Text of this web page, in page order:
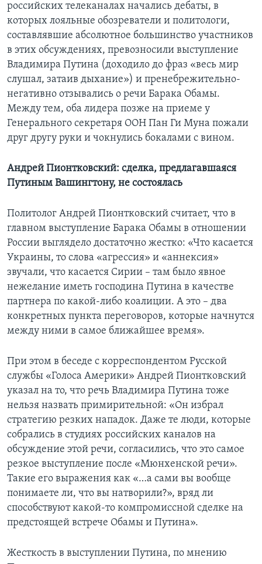
российских телеканалах начались дебаты, в
которых лояльные обозреватели и политологи,
составлявшие абсолютное большинство участников
в этих обсуждениях, превозносили выступление
Владимира Путина (доходило до фраз «весь мир
слушал, затаив дыхание») и пренебрежительно-
негативно отзывались о речи Барака Обамы.
Между тем, оба лидера позже на приеме у
Генерального секретаря ООН Пан Ги Муна пожали
друг другу руки и чокнулись бокалами с вином.
Андрей Пионтковский: сделка, предлагавшаяся
Путиным Вашингтону, не состоялась
Политолог Андрей Пионтковский считает, что в
главном выступление Барака Обамы в отношении
России выглядело достаточно жестко: «Что касается
Украины, то слова «агрессия» и «аннексия»
звучали, что касается Сирии – там было явное
нежелание иметь господина Путина в качестве
партнера по какой-либо коалиции. А это – два
конкретных пункта переговоров, которые начнутся
между ними в самое ближайшее время».
При этом в беседе с корреспондентом Русской
службы «Голоса Америки» Андрей Пионтковский
указал на то, что речь Владимира Путина тоже
нельзя назвать примирительной: «Он избрал
стратегию резких нападок. Даже те люди, которые
собрались в студиях российских каналов на
обсуждение этой речи, согласились, что это самое
резкое выступление после «Мюнхенской речи».
Такие его выражения как «…а сами вы вообще
понимаете ли, что вы натворили?», вряд ли
способствуют какой-то компромиссной сделке на
предстоящей встрече Обамы и Путина».
Жесткость в выступлении Путина, по мнению